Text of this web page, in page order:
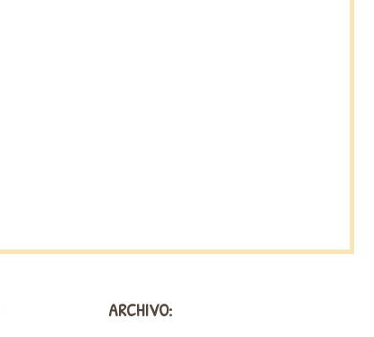
ARCHIVO: